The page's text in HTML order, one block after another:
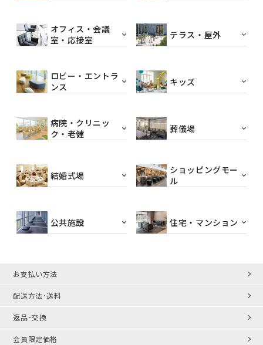
オフィス・会議
室・応接室
テラス・屋外
ロビー・エントラ
ンス
キッズ
病院・クリニッ
ク・老健
葬儀場
結婚式場
ショッピングモー
ル
公共施設 住宅・マンション
お支払い方法
配送方法･送料
返品･交換
会員限定価格